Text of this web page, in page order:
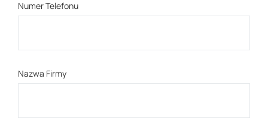
Numer Telefonu
Nazwa Firmy